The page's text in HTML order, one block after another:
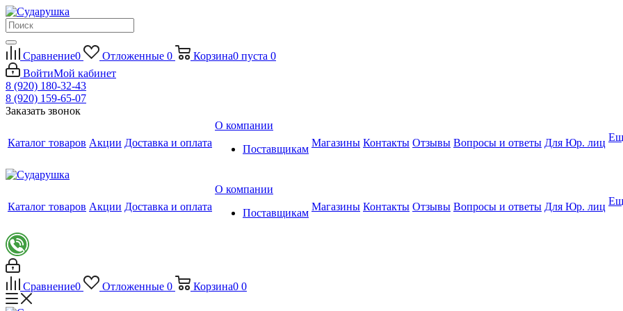
Сравнение0 Отложенные 0 Корзина0 пуста 0
ВойтиМой кабинет
8 (920) 180-32-43
8 (920) 159-65-07
Заказать звонок
Каталог товаров Акции Доставка и оплата
О компании
Поставщикам
Магазины Контакты Отзывы Вопросы и ответы Для Юр. лиц
Каталог товаров Акции Доставка и оплата
О компании
Поставщикам
Магазины Контакты Отзывы Вопросы и ответы Для Юр. лиц
Сравнение0 Отложенные 0 Корзина0 0